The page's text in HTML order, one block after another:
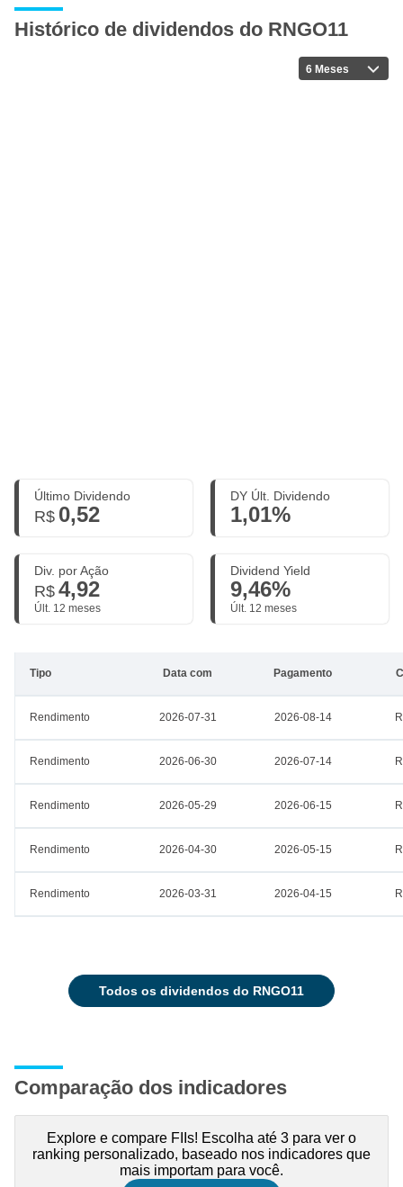
Histórico de dividendos do RNGO11
6 Meses
Último Dividendo
R$ 0,52
DY Últ. Dividendo
1,01%
Div. por Ação
R$ 4,92
Últ. 12 meses
Dividend Yield
9,46%
Últ. 12 meses
Tipo Data com Pagamento
Rendimento 2026-07-31 2026-08-14
Rendimento 2026-06-30 2026-07-14
Rendimento 2026-05-29 2026-06-15
Rendimento 2026-04-30 2026-05-15
Rendimento 2026-03-31 2026-04-15
todos os dividendos do RNGO11
Comparação dos indicadores
Explore e compare FIIs! Escolha até 3 para ver o
ranking personalizado, baseado nos indicadores que
mais importam para você.